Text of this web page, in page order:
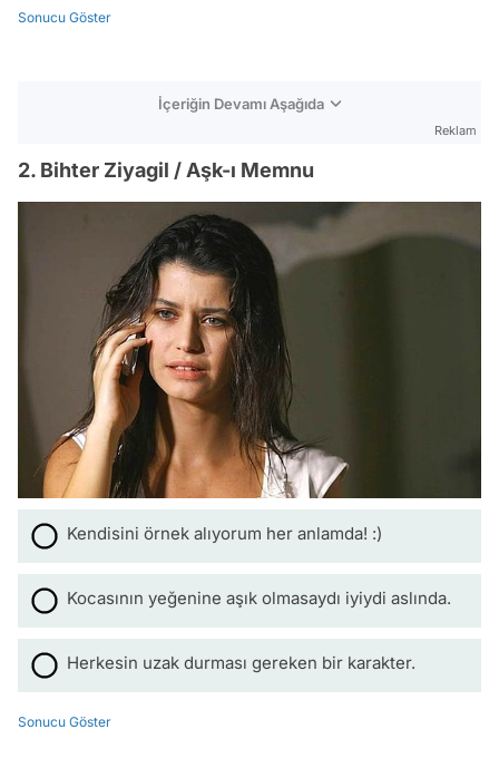
Sonucu Göster
İçeriğin Devamı Aşağıda
Reklam
2. Bihter Ziyagil / Aşk-ı Memnu
Kendisini örnek alıyorum her anlamda! :)
Kocasının yeğenine aşık olmasaydı iyiydi aslında.
Herkesin uzak durması gereken bir karakter.
Sonucu Göster